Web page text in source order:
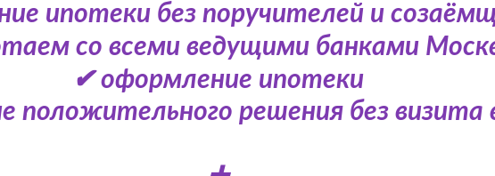
ипотеки без поручителей и
со всеми ведущими банками
✔ оформление ипотеки
положительного решения без визита